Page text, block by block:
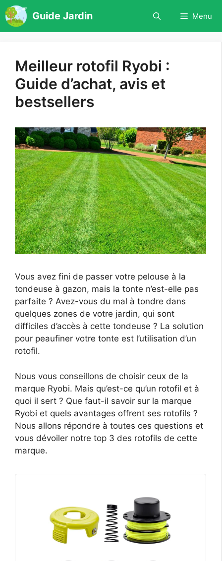
Aller
au
contenu
Guide Jardin Menu
Meilleur rotofil Ryobi :
Guide d’achat, avis et
bestsellers
Vous avez fini de passer votre pelouse à la
tondeuse à gazon, mais la tonte n’est-elle pas
parfaite ? Avez-vous du mal à tondre dans
quelques zones de votre jardin, qui sont
difficiles d’accès à cette tondeuse ? La solution
pour peaufiner votre tonte est l’utilisation d’un
rotofil.
Nous vous conseillons de choisir ceux de la
marque Ryobi. Mais qu’est-ce qu’un rotofil et à
quoi il sert ? Que faut-il savoir sur la marque
Ryobi et quels avantages offrent ses rotofils ?
Nous allons répondre à toutes ces questions et
vous dévoiler notre top 3 des rotofils de cette
marque.